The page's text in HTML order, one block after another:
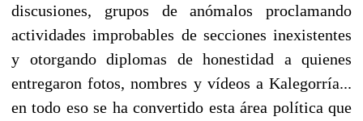
discusiones, grupos de anómalos proclamando
actividades improbables de secciones inexistentes
y otorgando diplomas de honestidad a quienes
entregaron fotos, nombres y vídeos a Kalegorría...
en todo eso se ha convertido esta área política que